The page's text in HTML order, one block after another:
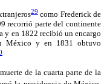
29como Frederick de
recorrió parte del continente
y en 1822 recibió un encargo
México y en 1831 obtuvo
de la cuarta parte de la